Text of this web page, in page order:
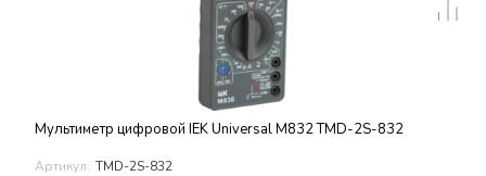
Мультиметр цифровой IEK Universal M832 TMD-2S-832
Артикул: TMD-2S-832